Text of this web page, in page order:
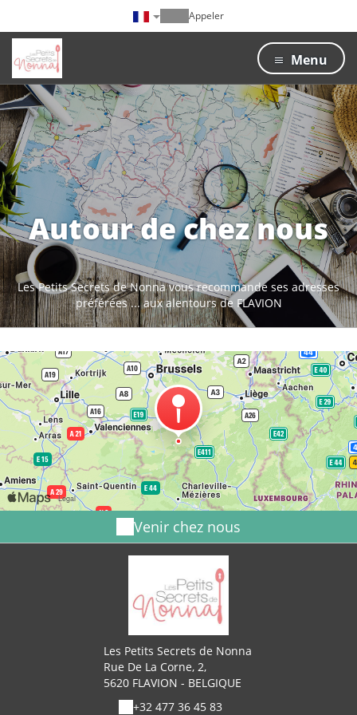
Appeler
Menu
Autour de chez nous
Les Petits Secrets de Nonna vous recommande ses adresses
préférées ... aux alentours de FLAVION
Venir chez nous
Les Petits Secrets de Nonna
Rue De La Corne, 2,
5620 FLAVION - BELGIQUE
+32 477 36 45 83